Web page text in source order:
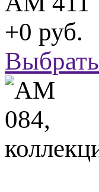
+0 руб.
Выбрать